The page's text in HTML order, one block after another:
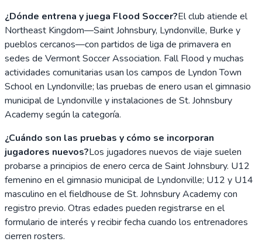
¿Dónde entrena y juega Flood Soccer?El club atiende el
Northeast Kingdom—Saint Johnsbury, Lyndonville, Burke y
pueblos cercanos—con partidos de liga de primavera en
sedes de Vermont Soccer Association. Fall Flood y muchas
actividades comunitarias usan los campos de Lyndon Town
School en Lyndonville; las pruebas de enero usan el gimnasio
municipal de Lyndonville y instalaciones de St. Johnsbury
Academy según la categoría.
¿Cuándo son las pruebas y cómo se incorporan
jugadores nuevos?Los jugadores nuevos de viaje suelen
probarse a principios de enero cerca de Saint Johnsbury. U12
femenino en el gimnasio municipal de Lyndonville; U12 y U14
masculino en el fieldhouse de St. Johnsbury Academy con
registro previo. Otras edades pueden registrarse en el
formulario de interés y recibir fecha cuando los entrenadores
cierren rosters.